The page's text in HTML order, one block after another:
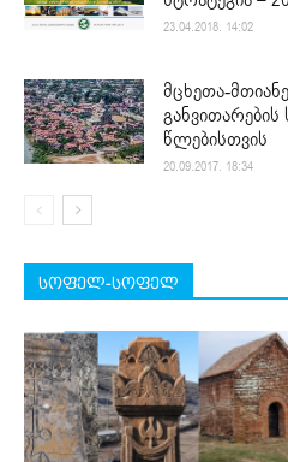
23.04.2018. 14:02
მცხეთა-
განვითარების
წლებისთვის
20.09.2017. 18:34
სოფელ-სოფელ